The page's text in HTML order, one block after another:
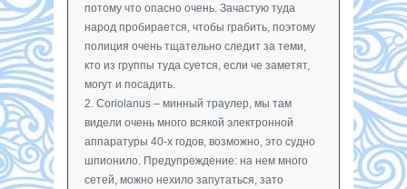
потому что опасно очень. Зачастую туда
народ пробирается, чтобы грабить, поэтому
полиция очень тщательно следит за теми,
кто из группы туда суется, если че заметят,
могут и посадить.
2. Coriolanus – минный траулер, мы там
видели очень много всякой электронной
аппаратуры 40-х годов, возможно, это судно
шпионило. Предупреждение: на нем много
сетей, можно нехило запутаться, зато